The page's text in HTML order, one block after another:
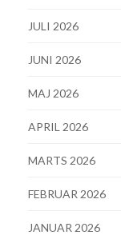
JULI 2026
JUNI 2026
MAJ 2026
APRIL 2026
MARTS 2026
FEBRUAR 2026
JANUAR 2026